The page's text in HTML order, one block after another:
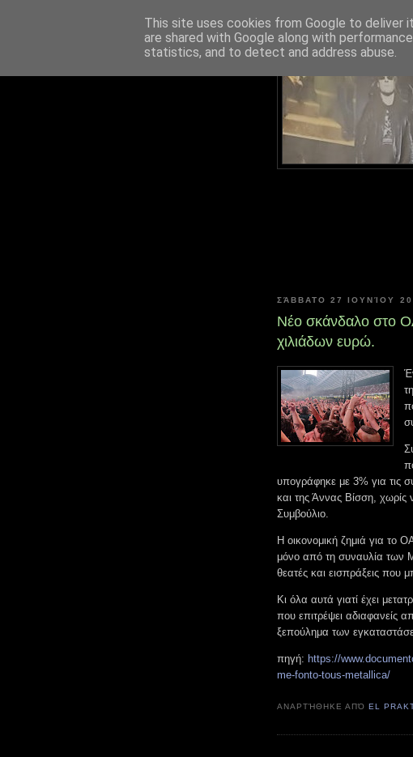
ΣΆΒΒΑΤΟ 27 ΙΟΥΝΊΟΥ
Νέο σκάνδαλο στο
χιλιάδων ευρώ.
υπογράφηκε με 3% για τις
και της Άννας Βίσση, χωρίς
Συμβούλιο.
Η οικονομική ζημιά για το
μόνο από τη συναυλία των
θεατές και εισπράξεις που
Κι όλα αυτά γιατί έχει
που επιτρέψει αδιαφανείς
ξεπούλημα των
πηγή: https://
me-fonto-tous-metallica/
ΑΝΑΡΤΉΘΗΚΕ ΑΠΌEL
This site uses cookies from Google to deliver
are shared with Google along with
statistics, and to detect and address abuse.